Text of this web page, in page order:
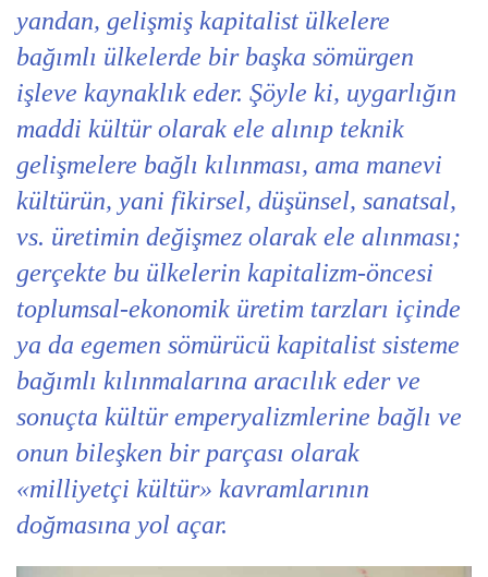
yandan, gelişmiş kapitalist ülkelere
bağımlı ülkelerde bir başka sömürgen
işleve kaynaklık eder. Şöyle ki, uygarlığın
maddi kültür olarak ele alınıp teknik
gelişmelere bağlı kılınması, ama manevi
kültürün, yani fikirsel, düşünsel, sanatsal,
vs. üretimin değişmez olarak ele alınması;
gerçekte bu ülkelerin kapitalizm-öncesi
toplumsal-ekonomik üretim tarzları içinde
ya da egemen sömürücü kapitalist sisteme
bağımlı kılınmalarına aracılık eder ve
sonuçta kültür emperyalizmlerine bağlı ve
onun bileşken bir parçası olarak
«milliyetçi kültür» kavramlarının
doğmasına yol açar.